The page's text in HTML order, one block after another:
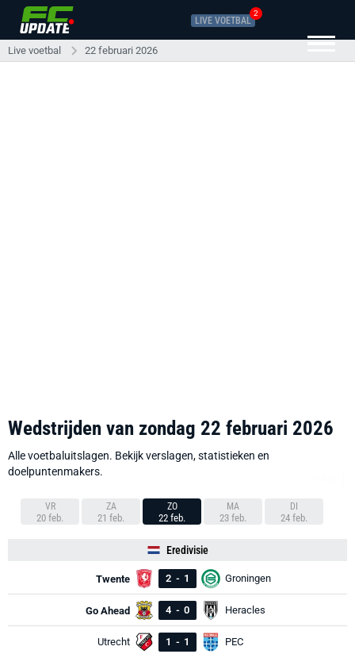
LIVE VOETBAL
2
Live voetbal 22 februari 2026
Wedstrijden van zondag 22 februari 2026
Alle voetbaluitslagen. Bekijk verslagen, statistieken en
doelpuntenmakers.
VR
20 feb.
ZA
21 feb.
ZO
22 feb.
MA
23 feb.
DI
24 feb.
Eredivisie
Twente 2 - 1 Groningen
Go Ahead 4 - 0 Heracles
Utrecht 1 - 1 PEC